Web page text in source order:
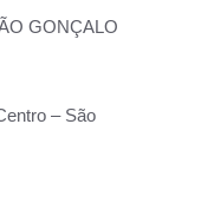
GONÇALO
– São